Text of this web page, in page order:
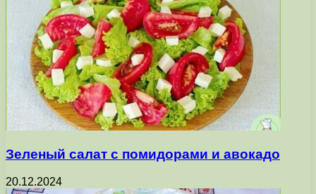
Зеленый салат с помидорами и авокадо
20.12.2024